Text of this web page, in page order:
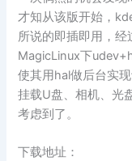
才知从该版开始，
所说的即插即用，经
MagicLinux下
使其用hal做后台实
挂载U盘、相机、光
考虑到了。
下载地址：